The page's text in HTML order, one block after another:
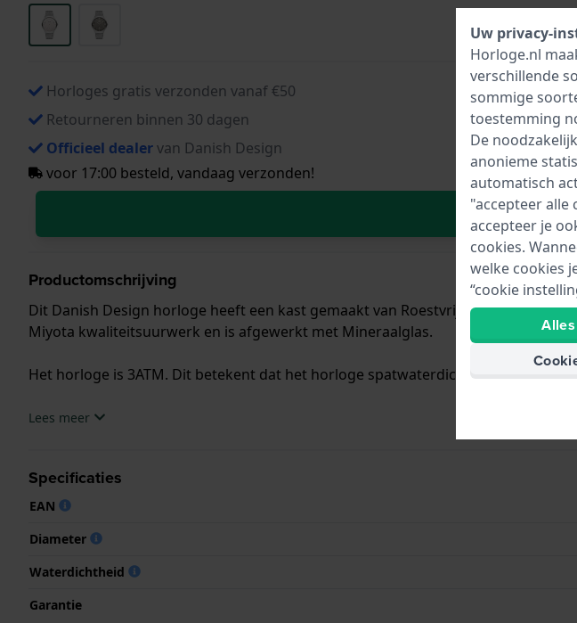
Horloges gratis verzonden vanaf €50
Retourneren binnen 30 dagen
Officieel dealervan Danish Design
voor 17:00 besteld, vandaag verzonden!
In
Productomschrijving
Dit Danish Design horloge heeft een kast gemaakt van Roestvrijstaal met een
Miyota kwaliteitsuurwerk en is afgewerkt met Mineraalglas.
Het horloge is 3ATM. Dit betekent dat het horloge spatwaterdicht is.. Verder
.Lees meer
Specificaties
EAN
Diameter
Waterdichtheid
Garantie
Uw privacy-
Horloge.nl
verschillende
sommige
toestemming
De
anonieme
automatisch
"accepteer alle
accepteer je
cookies.
welke cookies
“cookie